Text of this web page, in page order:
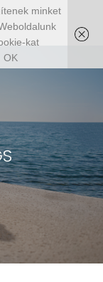
minket
kat
OK